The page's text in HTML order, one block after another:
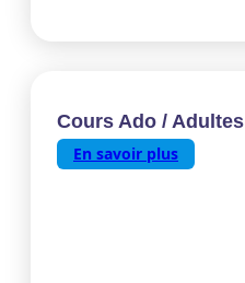
Cours Ado / Adultes
En savoir plus